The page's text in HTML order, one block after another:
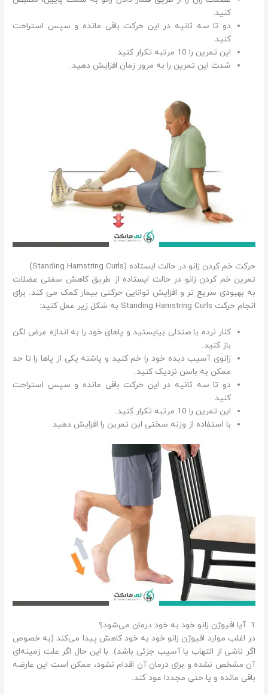
کنید.
دو تا سه ثانیه در این حرکت باقی مانده و سپس استراحت
کنید.
این تمرین را 10 مرتبه تکرار کنید
شدت این تمرین را به مرور زمان افزایش دهید.
حرکت خم کردن زانو در حالت ایستاده (Standing Hamstring Curls)
تمرین خم کردن زانو در حالت ایستاده از طریق کاهش سفتی عضلات
به بهبودی سریع تر و افزایش توانایی حرکتی بیمار کمک می کند. برای
انجام حرکت Standing Hamstring Curls به شکل زیر عمل کنید:
کنار نرده یا صندلی بیایستید و پاهای خود را به اندازه عرض لگن
باز کنید.
زانوی آسیب دیده خود را خم کنید و پاشنه یکی از پاها را تا حد
ممکن به باسن نزدیک کنید.
دو تا سه ثانیه در این حرکت باقی مانده و سپس استراحت
کنید
این تمرین را 10 مرتبه تکرار کنید.
با استفاده از وزنه سختی این تمرین را افزایش دهید.
1. آیا افیوژن زانو خود به خود درمان می‌شود؟
در اغلب موارد افیوژن زانو خود به خود کاهش پیدا می‌کند (به خصوص
اگر ناشی از التهاب یا آسیب جزئی باشد). با این حال اگر علت زمینه‌ای
آن مشخص نشده و برای درمان آن اقدام نشود، ممکن است این عارضه
باقی مانده و یا حتی مجددا عود کند.